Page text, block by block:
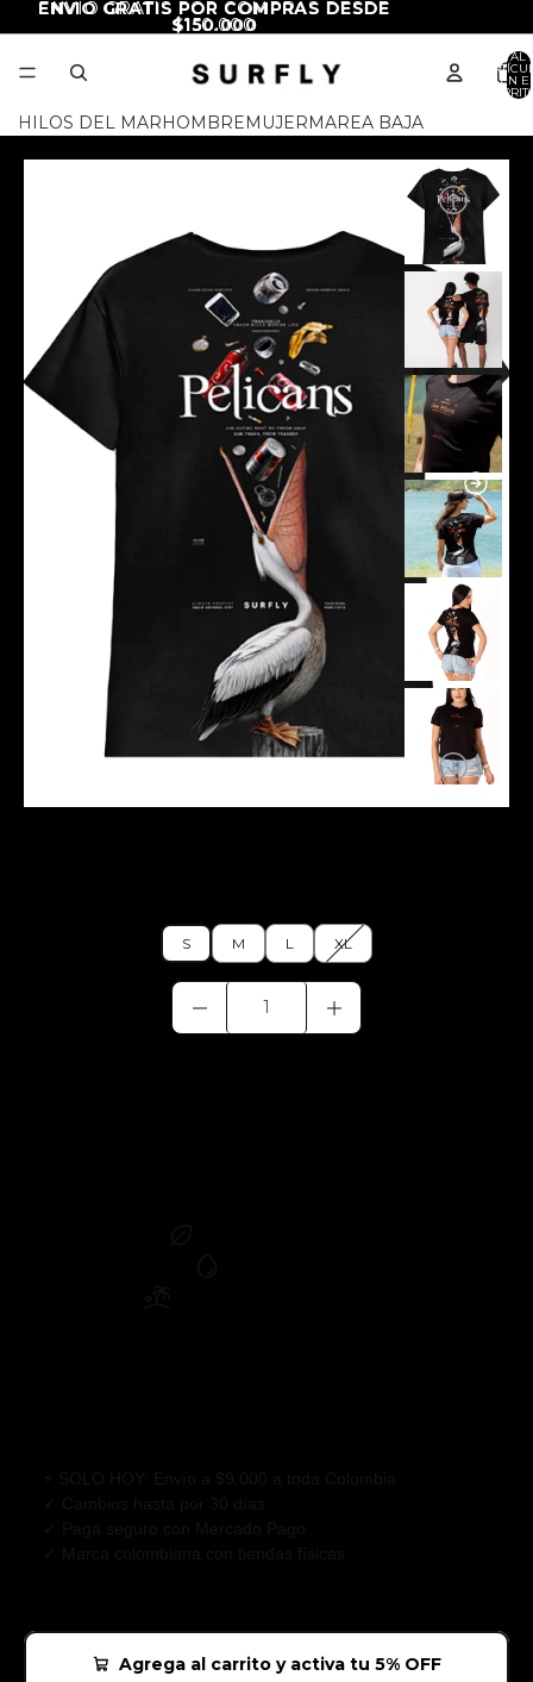
ENVIO GRATIS POR COMPRAS DESDE
$150.000
ENVIO GRATIS POR COMPRAS DESDE
$150.000
TOTAL
EN
HILOS DEL MARHOMBREMUJERMAREA BAJA
S
S M
M L XL
XL
Agrega al carrito y activa tu 5% OFF